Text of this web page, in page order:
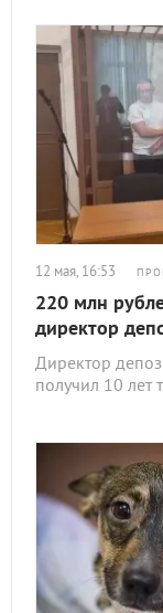
12 мая, 16:53
220 млн
директор
Директор
получил 10 лет